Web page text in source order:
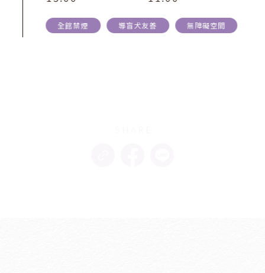
全館禁煙 導盲犬友善 無障礙空間